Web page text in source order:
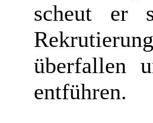
scheut er
überfallen
entführen.